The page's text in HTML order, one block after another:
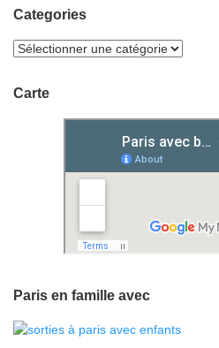
Categories
Carte
Paris en famille avec